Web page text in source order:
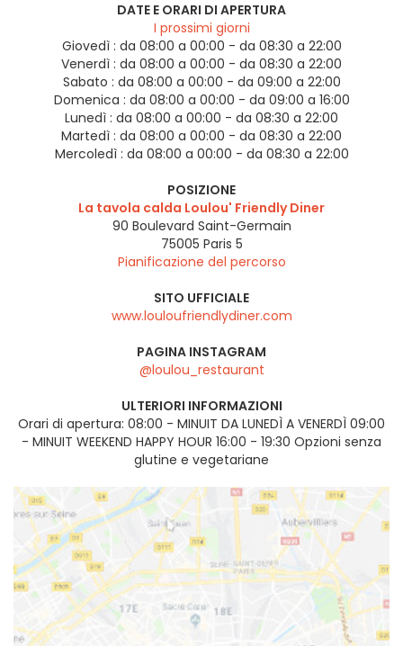
DATE E ORARI DI APERTURA
I prossimi giorni
Giovedì : da 08:00 a 00:00 - da 08:30 a 22:00
Venerdì : da 08:00 a 00:00 - da 08:30 a 22:00
Sabato : da 08:00 a 00:00 - da 09:00 a 22:00
Domenica : da 08:00 a 00:00 - da 09:00 a 16:00
Lunedì : da 08:00 a 00:00 - da 08:30 a 22:00
Martedì : da 08:00 a 00:00 - da 08:30 a 22:00
Mercoledì : da 08:00 a 00:00 - da 08:30 a 22:00
POSIZIONE
La tavola calda Loulou' Friendly Diner
90 Boulevard Saint-Germain
75005 Paris 5
Pianificazione del percorso
SITO UFFICIALE
www.louloufriendlydiner.com
PAGINA INSTAGRAM
@loulou_restaurant
ULTERIORI INFORMAZIONI
Orari di apertura: 08:00 - MINUIT DA LUNEDÌ A VENERDÌ 09:00
- MINUIT WEEKEND HAPPY HOUR 16:00 - 19:30 Opzioni senza
glutine e vegetariane